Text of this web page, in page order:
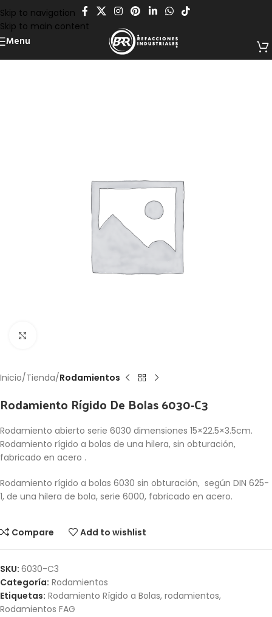
Skip to navigation
Skip to main content
Menu
Inicio Tienda Rodamientos
Rodamiento Rígido De Bolas 6030-C3
Rodamiento abierto serie 6030 dimensiones 15×22.5×3.5cm.
Rodamiento rígido a bolas de una hilera, sin obturación,
fabricado en acero .
Rodamiento rígido a bolas 6030 sin obturación, según DIN 625-
1, de una hilera de bola, serie 6000, fabricado en acero.
Compare Add to wishlist
SKU: 6030-C3
Categoría: Rodamientos
Etiquetas: Rodamiento Rígido a Bolas, rodamientos,
Rodamientos FAG